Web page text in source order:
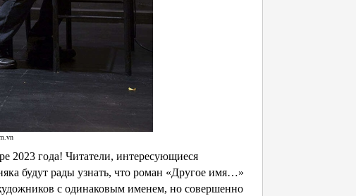
2023 года! Читатели, интересующиеся
будут рады узнать, что роман «Другое имя…»
с одинаковым именем, но совершенно